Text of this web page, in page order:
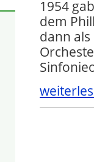
1954
dem
dann